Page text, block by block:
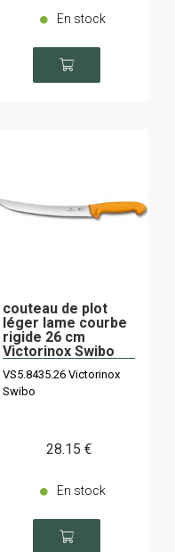
En stock
couteau de plot
léger lame courbe
rigide 26 cm
Victorinox Swibo
VS5.8435.26 Victorinox
Swibo
28.15 €
En stock